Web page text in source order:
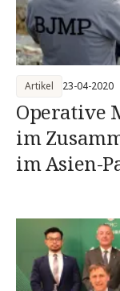
Operative
im
im Asien-
Artikel 23-04-2020